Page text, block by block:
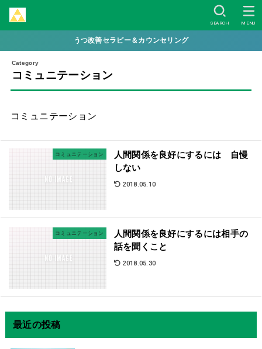
SEARCH MENU
うつ改善セラピー＆カウンセリング
コミュニテーション
コミュニテーション
コミュニテーション
人間関係を良好にするには 自慢
しない
2018.05.10
コミュニテーション
人間関係を良好にするには相手の
話を聞くこと
2018.05.30
最近の投稿